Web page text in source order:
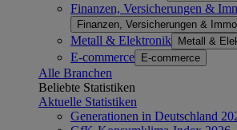
Finanzen, Versicherungen &
Finanzen, Versicherungen &
Metall & Elektronik Metall &
E-commerce E-commerce
Alle Branchen
Beliebte Statistiken
Aktuelle Statistiken
Generationen in Deutschland